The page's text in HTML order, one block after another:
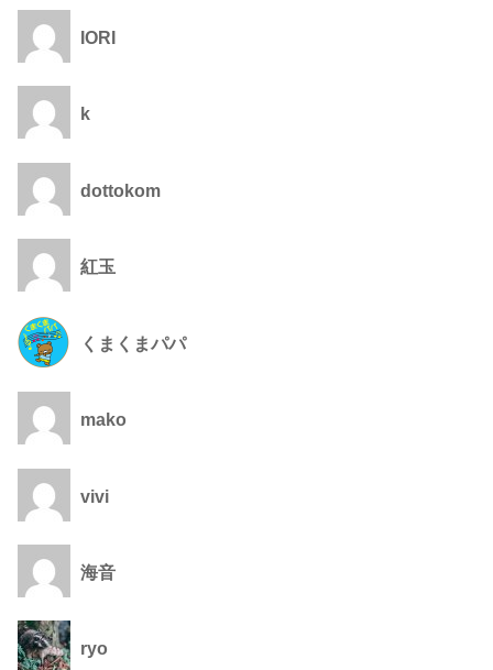
IORI
k
dottokom
紅玉
くまくまパパ
mako
vivi
海音
ryo